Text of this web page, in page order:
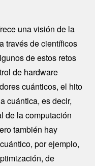
una visión de la
través de científicos
de estos retos
de hardware
cuánticos, el hito
cuántica, es decir,
de la computación
también hay
por ejemplo,
de